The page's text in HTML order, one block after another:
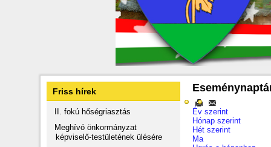
Friss hírek
II. fokú hőségriasztás
Meghívó önkormányzat
képviselő-testületének ülésére
Év szerint
Hónap szerint
Hét szerint
Ma